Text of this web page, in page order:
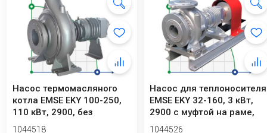
Насос термомасляного
котла EMSE EKY 100-250,
110 кВт, 2900, без
двигателя
1044518
Насос для теплоносителя
EMSE EKY 32-160, 3 кВт,
2900 с муфтой на раме,
без дв...
1044526